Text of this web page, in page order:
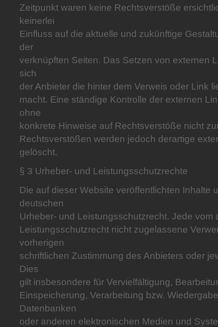
Zeitpunkt waren keine Rechtsverstöße
keinerlei
Einfluss auf die aktuelle und zukünftige
der
verknüpften Seiten. Das Setzen von externen
sich
der Anbieter die hinter dem Verweis oder Link
macht. Eine ständige Kontrolle der externen
ohne
konkrete Hinweise auf Rechtsverstöße nicht
Rechtsverstößen werden jedoch derartige
gelöscht.
§ 3 Urheber- und Leistungsschutzrechte
Die auf dieser Website veröffentlichten Inhalte
deutschen
Urheber- und Leistungsschutzrecht. Jede vom
Leistungsschutzrecht nicht zugelassene
vorherigen
schriftlichen Zustimmung des Anbieters oder
Dies
gilt insbesondere für Vervielfältigung,
Einspeicherung, Verarbeitung bzw.
Datenbanken
oder anderen elektronischen Medien und